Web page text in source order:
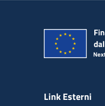
Link Esterni